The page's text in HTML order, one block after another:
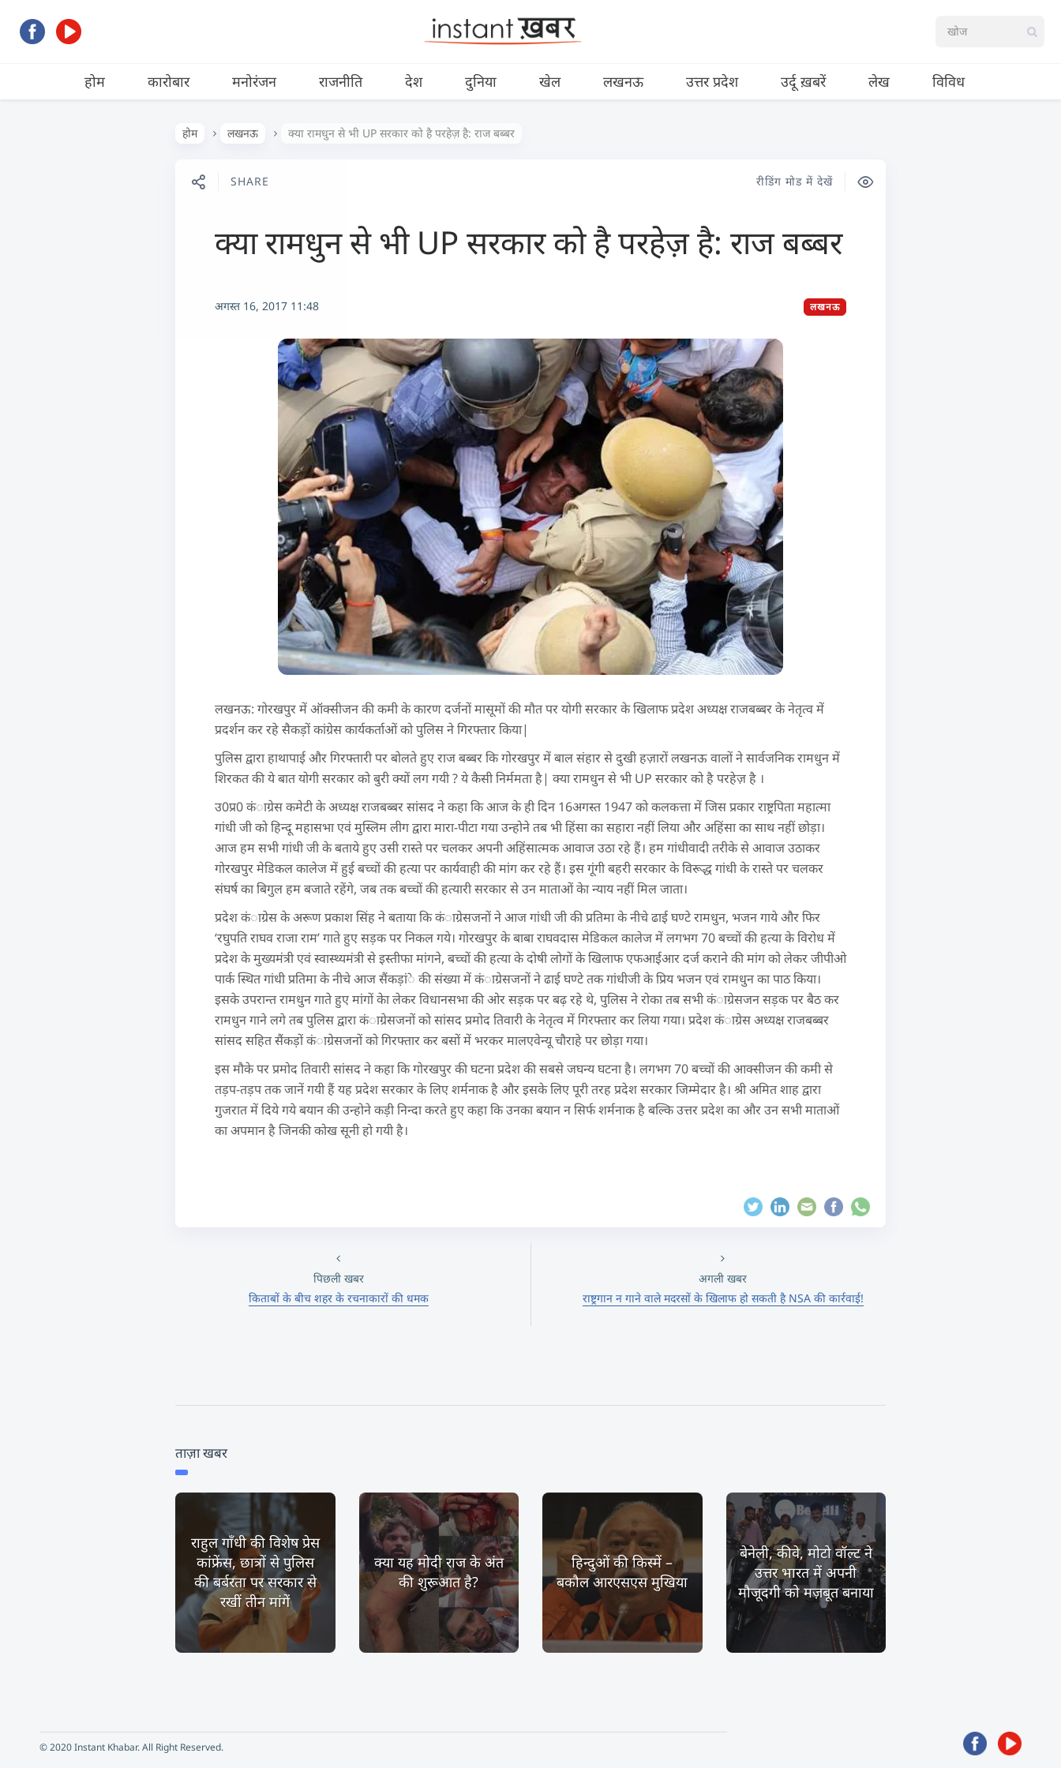
होम कारोबार मनोरंजन राजनीति देश दुनिया खेल लखनऊ उत्तर प्रदेश उर्दू ख़बरें लेख विविध
होम लखनऊ क्या रामधुन से भी UP सरकार को है परहेज़ है: राज बब्बर
SHARE रीडिंग मोड में देखें
क्या रामधुन से भी UP सरकार को है परहेज़ है: राज बब्बर
अगस्त 16, 2017 11:48 लखनऊ
लखनऊ: गोरखपुर में ऑक्सीजन की कमी के कारण दर्जनों मासूमों की मौत पर योगी सरकार के खिलाफ प्रदेश अध्यक्ष राजबब्बर के नेतृत्व में
प्रदर्शन कर रहे सैकड़ों कांग्रेस कार्यकर्ताओं को पुलिस ने गिरफ्तार किया|
पुलिस द्वारा हाथापाई और गिरफ्तारी पर बोलते हुए राज बब्बर कि गोरखपुर में बाल संहार से दुखी हज़ारों लखनऊ वालों ने सार्वजनिक रामधुन में
शिरकत की ये बात योगी सरकार को बुरी क्यों लग गयी ? ये कैसी निर्ममता है| क्या रामधुन से भी UP सरकार को है परहेज़ है ।
उ0प्र0 कंाग्रेस कमेटी के अध्यक्ष राजबब्बर सांसद ने कहा कि आज के ही दिन 16अगस्त 1947 को कलकत्ता में जिस प्रकार राष्ट्रपिता महात्मा
गांधी जी को हिन्दू महासभा एवं मुस्लिम लीग द्वारा मारा-पीटा गया उन्होने तब भी हिंसा का सहारा नहीं लिया और अहिंसा का साथ नहीं छोड़ा।
आज हम सभी गांधी जी के बताये हुए उसी रास्ते पर चलकर अपनी अहिंसात्मक आवाज उठा रहे हैं। हम गांधीवादी तरीके से आवाज उठाकर
गोरखपुर मेडिकल कालेज में हुई बच्चों की हत्या पर कार्यवाही की मांग कर रहे हैं। इस गूंगी बहरी सरकार के विरूद्ध गांधी के रास्ते पर चलकर
संघर्ष का बिगुल हम बजाते रहेंगे, जब तक बच्चों की हत्यारी सरकार से उन माताओं केा न्याय नहीं मिल जाता।
प्रदेश कंाग्रेस के अरूण प्रकाश सिंह ने बताया कि कंाग्रेसजनों ने आज गांधी जी की प्रतिमा के नीचे ढाई घण्टे रामधुन, भजन गाये और फिर
‘रघुपति राघव राजा राम’ गाते हुए सड़क पर निकल गये। गोरखपुर के बाबा राघवदास मेडिकल कालेज में लगभग 70 बच्चों की हत्या के विरोध में
प्रदेश के मुख्यमंत्री एवं स्वास्थ्यमंत्री से इस्तीफा मांगने, बच्चों की हत्या के दोषी लोगों के खिलाफ एफआईआर दर्ज कराने की मांग को लेकर जीपीओ
पार्क स्थित गांधी प्रतिमा के नीचे आज सैंकड़ांे की संख्या में कंाग्रेसजनों ने ढाई घण्टे तक गांधीजी के प्रिय भजन एवं रामधुन का पाठ किया।
इसके उपरान्त रामधुन गाते हुए मांगों केा लेकर विधानसभा की ओर सड़क पर बढ़ रहे थे, पुलिस ने रोका तब सभी कंाग्रेसजन सड़क पर बैठ कर
रामधुन गाने लगे तब पुलिस द्वारा कंाग्रेसजनों को सांसद प्रमोद तिवारी के नेतृत्व में गिरफ्तार कर लिया गया। प्रदेश कंाग्रेस अध्यक्ष राजबब्बर
सांसद सहित सैंकड़ों कंाग्रेसजनों को गिरफ्तार कर बसों में भरकर मालएवेन्यू चौराहे पर छोड़ा गया।
इस मौके पर प्रमोद तिवारी सांसद ने कहा कि गोरखपुर की घटना प्रदेश की सबसे जघन्य घटना है। लगभग 70 बच्चों की आक्सीजन की कमी से
तड़प-तड़प तक जानें गयी हैं यह प्रदेश सरकार के लिए शर्मनाक है और इसके लिए पूरी तरह प्रदेश सरकार जिम्मेदार है। श्री अमित शाह द्वारा
गुजरात में दिये गये बयान की उन्होने कड़ी निन्दा करते हुए कहा कि उनका बयान न सिर्फ शर्मनाक है बल्कि उत्तर प्रदेश का और उन सभी माताओं
का अपमान है जिनकी कोख सूनी हो गयी है।
पिछली खबर
किताबों के बीच शहर के रचनाकारों की धमक
अगली खबर
राष्ट्रगान न गाने वाले मदरसों के खिलाफ हो सकती है NSA की कार्रवाई!
ताज़ा खबर
राहुल गाँधी की विशेष प्रेस
कांफ्रेंस, छात्रों से पुलिस
की बर्बरता पर सरकार से
रखीं तीन मांगें
क्या यह मोदी राज के अंत
की शुरूआत है?
हिन्दुओं की किस्में –
बकौल आरएसएस मुखिया
बेनेली, कीवे, मोटो वॉल्ट ने
उत्तर भारत में अपनी
मौजूदगी को मज़बूत बनाया
© 2020 Instant Khabar. All Right Reserved.